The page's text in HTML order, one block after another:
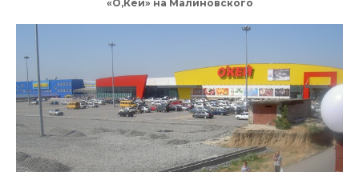
«О,Кей» на Малиновского